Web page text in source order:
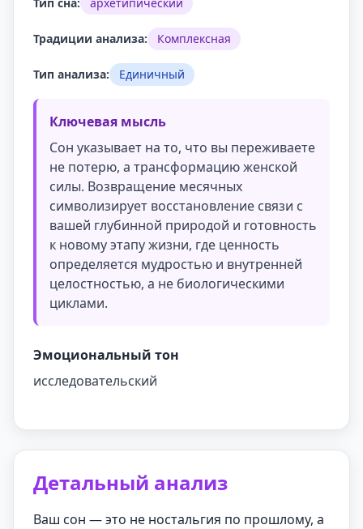
Традиции анализа: Комплексная
Тип анализа: Единичный
Ключевая мысль
Сон указывает на то, что вы переживаете
не потерю, а трансформацию женской
силы. Возвращение месячных
символизирует восстановление связи с
вашей глубинной природой и готовность
к новому этапу жизни, где ценность
определяется мудростью и внутренней
целостностью, а не биологическими
циклами.
Эмоциональный тон
исследовательский
Детальный анализ
Ваш сон — это не ностальгия по прошлому, а